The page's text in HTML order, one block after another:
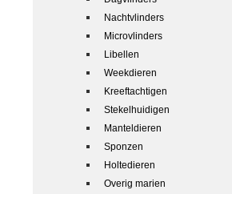
Nachtvlinders
Microvlinders
Libellen
Weekdieren
Kreeftachtigen
Stekelhuidigen
Manteldieren
Sponzen
Holtedieren
Overig marien